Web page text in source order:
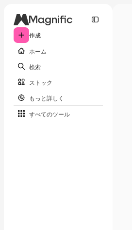
作成
ホーム
検索
ストック
もっと詳しく
すべてのツール